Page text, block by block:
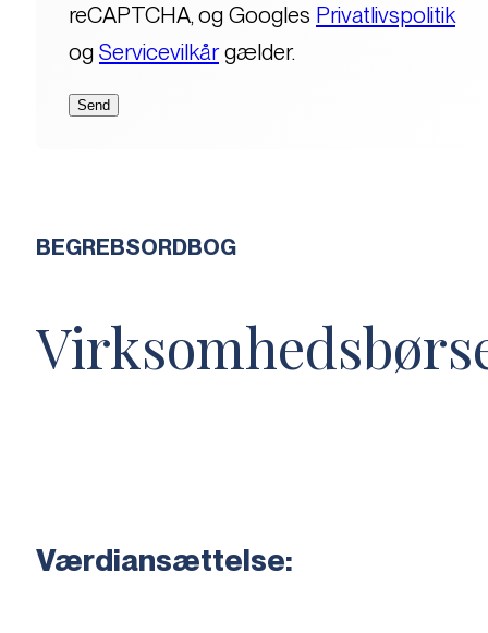
reCAPTCHA, og Googles Privatlivspolitik
og Servicevilkårgælder.
BEGREBSORDBOG
Værdiansættelse: